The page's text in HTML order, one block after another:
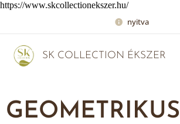
https://www.skcollectionekszer.hu/
nyitva
SK COLLECTION ÉKSZER
GEOMETRIKUS